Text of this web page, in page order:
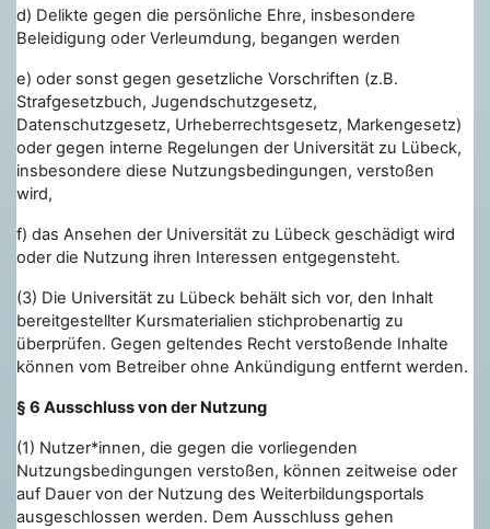
d) Delikte gegen die persönliche Ehre, insbesondere
Beleidigung oder Verleumdung, begangen werden
e) oder sonst gegen gesetzliche Vorschriften (z.B.
Strafgesetzbuch, Jugendschutzgesetz,
Datenschutzgesetz, Urheberrechtsgesetz, Markengesetz)
oder gegen interne Regelungen der Universität zu Lübeck,
insbesondere diese Nutzungsbedingungen, verstoßen
wird,
f) das Ansehen der Universität zu Lübeck geschädigt wird
oder die Nutzung ihren Interessen entgegensteht.
(3) Die Universität zu Lübeck behält sich vor, den Inhalt
bereitgestellter Kursmaterialien stichprobenartig zu
überprüfen. Gegen geltendes Recht verstoßende Inhalte
können vom Betreiber ohne Ankündigung entfernt werden.
§ 6 Ausschluss von der Nutzung
(1) Nutzer*innen, die gegen die vorliegenden
Nutzungsbedingungen verstoßen, können zeitweise oder
auf Dauer von der Nutzung des Weiterbildungsportals
ausgeschlossen werden. Dem Ausschluss gehen